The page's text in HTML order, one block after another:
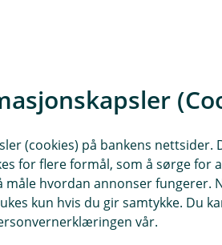
oss
6240 Ørskog
Om
(cookies) på bankens nettsider.
for flere formål, som å sørge for
måle hvordan annonser fungerer.
kun hvis du gir samtykke. Du
vår.